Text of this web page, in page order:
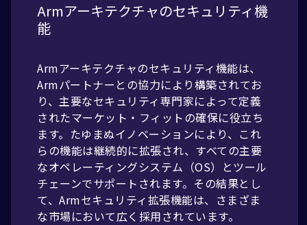
Armアーキテクチャのセキュリティ機
能
Armアーキテクチャのセキュリティ機能は、
Armパートナーとの協力により構築されてお
り、主要なセキュリティ専門家によって定義
されたマーケット・フィットの確保に役立ち
ます。たゆまぬイノベーションにより、これ
らの機能は継続的に拡張され、すべての主要
なオペレーティングシステム（OS）とツール
チェーンでサポートされます。その結果とし
て、Armセキュリティ拡張機能は、さまざま
な市場において広く採用されています。